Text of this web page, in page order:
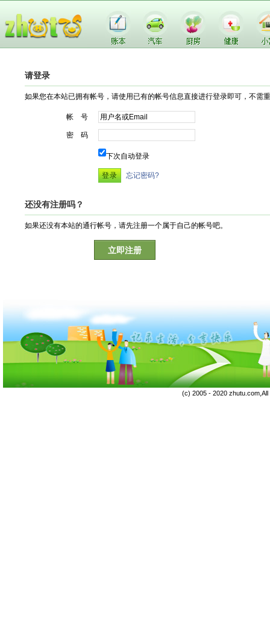
请登录
如果您在本站已拥有帐号，请使用已有的帐号信息直接进行登录即可，不需
帐 号
密 码
下次自动登录
忘记密码?
还没有注册吗？
如果还没有本站的通行帐号，请先注册一个属于自己的帐号吧。
立即注册
(c) 2005 - 2020